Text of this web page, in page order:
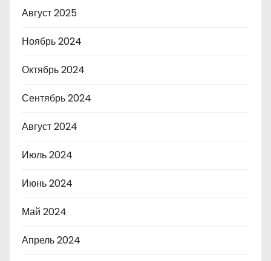
Август 2025
Ноябрь 2024
Октябрь 2024
Сентябрь 2024
Август 2024
Июль 2024
Июнь 2024
Май 2024
Апрель 2024